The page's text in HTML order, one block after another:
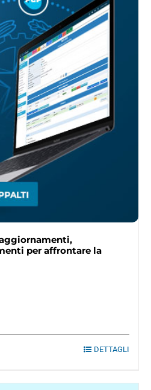
per affrontare la
DETTAGLI